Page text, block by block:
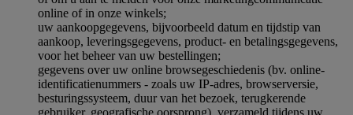
online of in onze winkels;
uw aankoopgegevens, bijvoorbeeld datum en tijdstip van
aankoop, leveringsgegevens, product- en betalingsgegevens,
voor het beheer van uw bestellingen;
gegevens over uw online browsegeschiedenis (bv. online-
identificatienummers - zoals uw IP-adres, browserversie,
besturingssysteem, duur van het bezoek, terugkerende
gebruiker, geografische oorsprong), verzameld tijdens uw